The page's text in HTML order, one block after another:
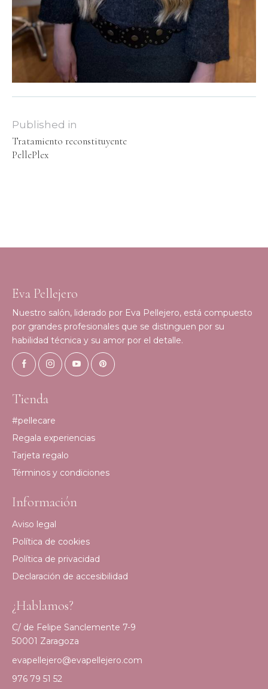
Published in
Tratamiento reconstituyente
PellePlex
Eva Pellejero
Nuestro salón, liderado por Eva Pellejero, está compuesto
por grandes profesionales que se distinguen por su
habilidad técnica y su amor por el detalle.
Tienda
#pellecare
Regala experiencias
Tarjeta regalo
Términos y condiciones
Información
Aviso legal
Política de cookies
Política de privacidad
Declaración de accesibilidad
¿Hablamos?
C/ de Felipe Sanclemente 7-9
50001 Zaragoza
evapellejero@evapellejero.com
976 79 51 52